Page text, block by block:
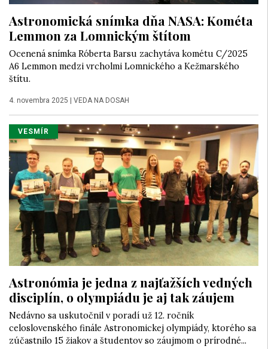
Astronomická snímka dňa NASA: Kométa
Lemmon za Lomnickým štítom
Ocenená snímka Róberta Barsu zachytáva kométu C/2025
A6 Lemmon medzi vrcholmi Lomnického a Kežmarského
štítu.
4. novembra 2025 VEDA NA DOSAH
VESMÍR
Astronómia je jedna z najťažších vedných
disciplín, o olympiádu je aj tak záujem
Nedávno sa uskutočnil v poradí už 12. ročník
celoslovenského finále Astronomickej olympiády, ktorého sa
zúčastnilo 15 žiakov a študentov so záujmom o prírodné...